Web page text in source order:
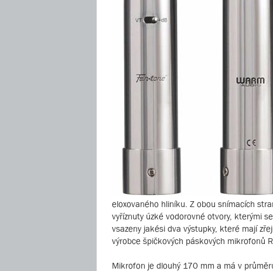
eloxovaného hliníku. Z obou snímacích
vyříznuty úzké vodorovné otvory, kterými
vsazeny jakési dva výstupky, které mají
výrobce špičkových páskových mikrofonů
Mikrofon je dlouhý 170 mm a má v